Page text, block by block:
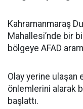
Kahramanmaraş
Mahallesi’nde bir
bölgeye AFAD
Olay yerine
önlemlerini alarak
başlattı.